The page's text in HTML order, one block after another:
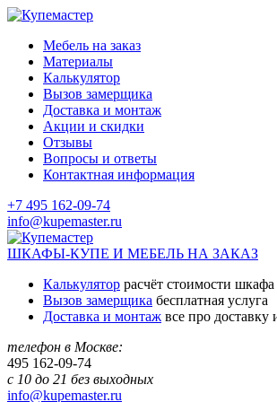
Мебель на заказ
Материалы
Калькулятор
Вызов замерщика
Доставка и монтаж
Акции и скидки
Отзывы
Вопросы и ответы
Контактная информация
+7 495 162-09-74
info@kupemaster.ru
ШКАФЫ-КУПЕ И МЕБЕЛЬ НА ЗАКАЗ
Калькулятор расчёт стоимости шкафа
Вызов замерщика бесплатная услуга
Доставка и монтаж все про доставку
телефон в Москве:
495 162-09-74
с 10 до 21 без выходных
info@kupemaster.ru